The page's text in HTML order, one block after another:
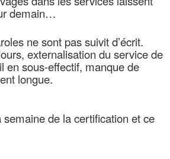
demain…
ne sont pas suivit d’écrit.
externalisation du service de
en sous-effectif, manque de
longue.
semaine de la certification et ce